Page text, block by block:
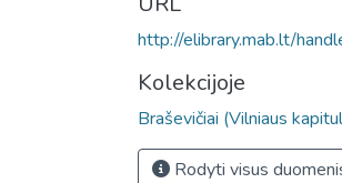
http://elibrary.mab.lt/
Kolekcijoje
Braševičiai (Vilniaus
Rodyti visus